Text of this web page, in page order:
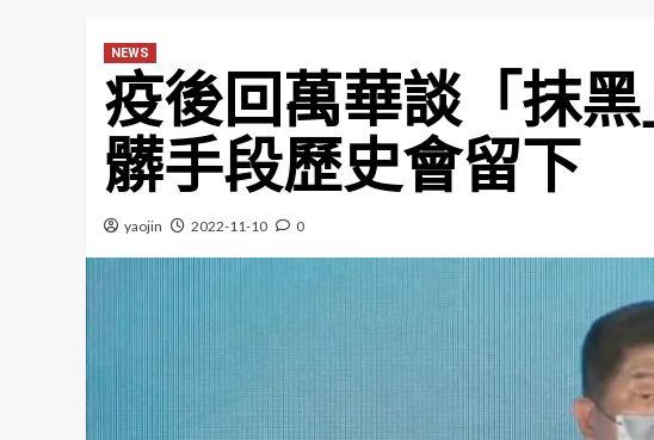
NEWS
疫後回萬華談「抹
髒手段歷史會留下
yaojin 2022-11-10 0